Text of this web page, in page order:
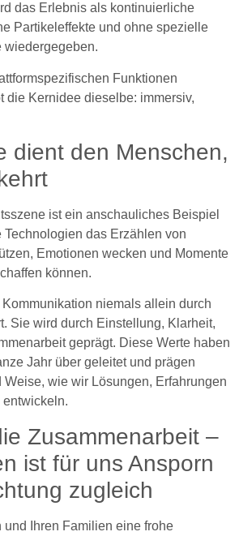
das Erlebnis als kontinuierliche
Partikeleffekte und ohne spezielle
wiedergegeben.
Funktionen
die Kernidee dieselbe: immersiv,
dient den Menschen,
ist ein anschauliches Beispiel
Technologien das Erzählen von
Emotionen wecken und Momente
können.
niemals allein durch
Sie wird durch Einstellung, Klarheit,
geprägt. Diese Werte haben
Jahr über geleitet und prägen
Weise, wie wir Lösungen, Erfahrungen
entwickeln.
Zusammenarbeit –
ist für uns Ansporn
zugleich
und Ihren Familien eine frohe